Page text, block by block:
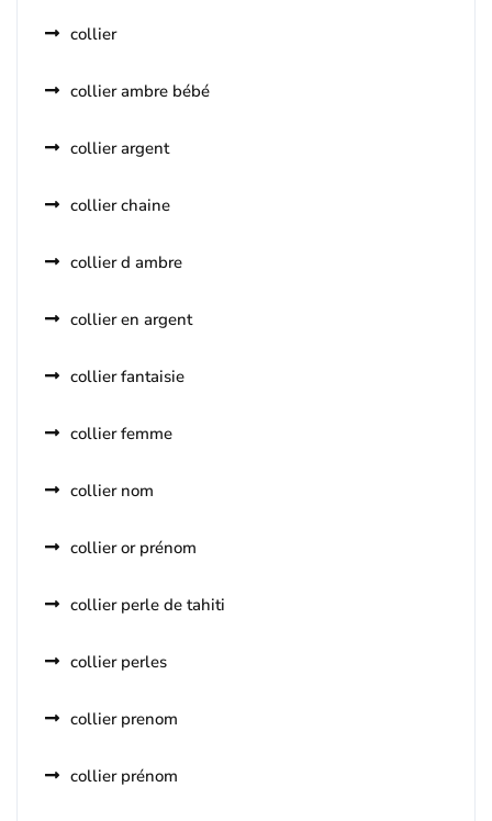
collier
collier ambre bébé
collier argent
collier chaine
collier d ambre
collier en argent
collier fantaisie
collier femme
collier nom
collier or prénom
collier perle de tahiti
collier perles
collier prenom
collier prénom